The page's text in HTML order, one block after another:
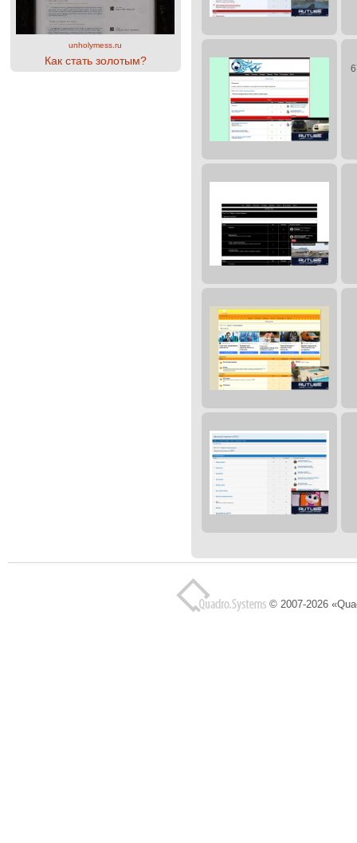
unholymess.ru
Как стать золотым?
© 2007-2026